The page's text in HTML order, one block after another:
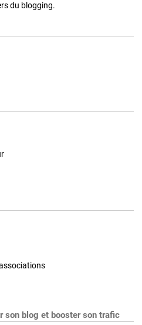
du blogging.
son blog et booster son trafic